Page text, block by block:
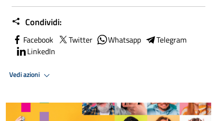
Condividi:
Facebook Twitter Whatsapp
Telegram
LinkedIn
Vedi azioni